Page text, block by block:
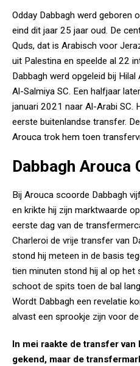
Odday Dabbagh werd geboren
eind dit jaar 25 jaar oud. De
Quds, dat is Arabisch voor
uit Palestina en speelde al 22
Dabbagh werd opgeleid bij
Al-Salmiya SC. Een halfjaar
januari 2021 naar Al-Arabi SC.
eerste buitenlandse transfer.
Arouca trok hem toen
Dabbagh Arouca
Bij Arouca scoorde Dabbagh
en krikte hij zijn marktwaarde
eerste dag van de
Charleroi de vrije transfer van
stond hij meteen in de basis
tien minuten stond hij al op het
schoot de spits toen de bal
Wordt Dabbagh een revelatie
alvast een sprookje zijn voor
In mei raakte de transfer van
gekend, maar de